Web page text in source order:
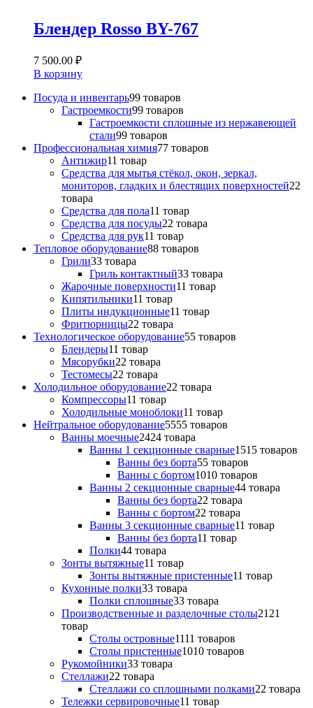
Блендер Rosso BY-767
7 500.00 ₽
В корзину
Посуда и инвентарь99 товаров
Гастроемкости99 товаров
Гастроемкости сплошные из нержавеющей
стали99 товаров
Профессиональная химия77 товаров
Антижир11 товар
Средства для мытья стёкол, окон, зеркал,
мониторов, гладких и блестящих поверхностей22
товара
Средства для пола11 товар
Средства для посуды22 товара
Средства для рук11 товар
Тепловое оборудование88 товаров
Грили33 товара
Гриль контактный33 товара
Жарочные поверхности11 товар
Кипятильники11 товар
Плиты индукционные11 товар
Фритюрницы22 товара
Технологическое оборудование55 товаров
Блендеры11 товар
Мясорубки22 товара
Тестомесы22 товара
Холодильное оборудование22 товара
Компрессоры11 товар
Холодильные моноблоки11 товар
Нейтральное оборудование5555 товаров
Ванны моечные2424 товара
Ванны 1 секционные сварные1515 товаров
Ванны без борта55 товаров
Ванны с бортом1010 товаров
Ванны 2 секционные сварные44 товара
Ванны без борта22 товара
Ванны с бортом22 товара
Ванны 3 секционные сварные11 товар
Ванны без борта11 товар
Полки44 товара
Зонты вытяжные11 товар
Зонты вытяжные пристенные11 товар
Кухонные полки33 товара
Полки сплошные33 товара
Производственные и разделочные столы21 21
товар
Столы островные1111 товаров
Столы пристенные1010 товаров
Рукомойники33 товара
Стеллажи22 товара
Стеллажи со сплошными полками22 товара
Тележки сервировочные11 товар